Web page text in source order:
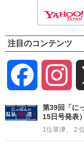
注目のコンテンツ
Facebook
第39回「に
15日号発表）
1位草津、２